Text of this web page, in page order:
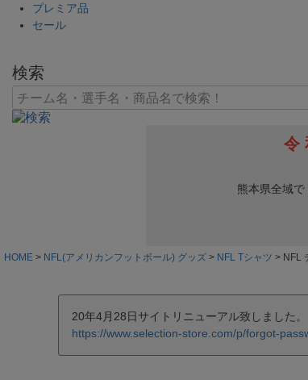
プレミア品
セール
検索
HOME NFL(アメリカンフットボール) グッズ NFL Tシャツ NFL
20年4月28日サイトリニューアル致しました
https://www.selection-store.com/p/forgot-